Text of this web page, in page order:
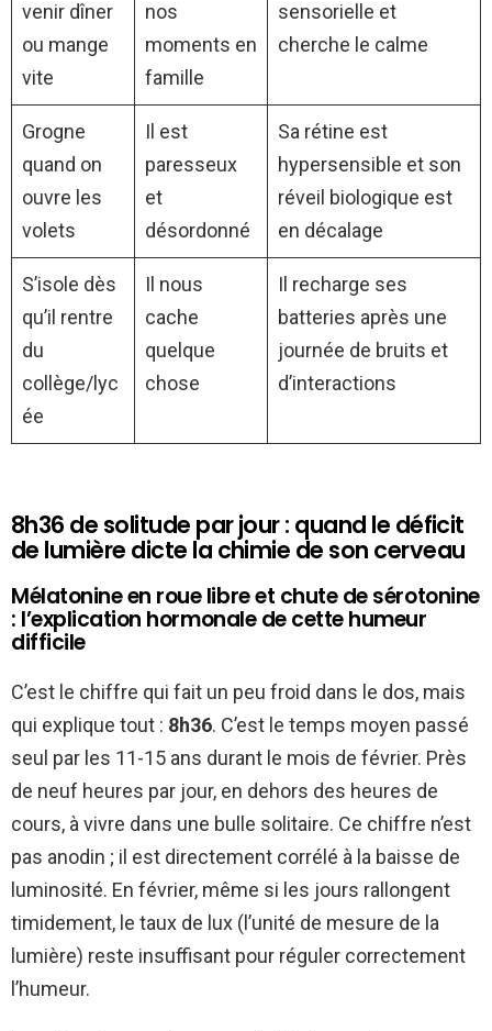
venir dîner
ou mange
vite
nos
moments en
famille
sensorielle et
cherche le calme
Grogne
quand on
ouvre les
volets
Il est
paresseux
et
désordonné
Sa rétine est
hypersensible et son
réveil biologique est
en décalage
S’isole dès
qu’il rentre
du
collège/lyc
ée
Il nous
cache
quelque
chose
Il recharge ses
batteries après une
journée de bruits et
d’interactions
8h36 de solitude par jour : quand le déficit
de lumière dicte la chimie de son cerveau
Mélatonine en roue libre et chute de sérotonine
: l’explication hormonale de cette humeur
difficile
C’est le chiffre qui fait un peu froid dans le dos, mais
qui explique tout : 8h36. C’est le temps moyen passé
seul par les 11-15 ans durant le mois de février. Près
de neuf heures par jour, en dehors des heures de
cours, à vivre dans une bulle solitaire. Ce chiffre n’est
pas anodin ; il est directement corrélé à la baisse de
luminosité. En février, même si les jours rallongent
timidement, le taux de lux (l’unité de mesure de la
lumière) reste insuffisant pour réguler correctement
l’humeur.